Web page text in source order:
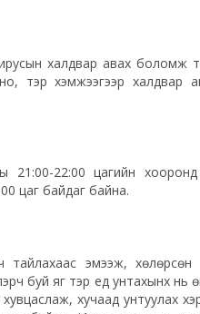
халдвар авах боломж
тэр хэмжээгээр халдвар
21:00-22:00 цагийн
цаг байдаг байна.
тайлахаас эмээж, хөлөрсөн
буй яг тэр үед унтахынх нь
хучаад унтуулах